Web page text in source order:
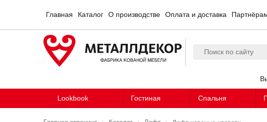
Главная Каталог О производстве Оплата и доставка
Lookbook Гостиная Спальня